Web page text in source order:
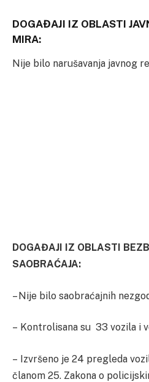
DOGAĐAJI IZ OBLASTI
MIRA:
Nije bilo narušavanja javnog
DOGAĐAJI IZ OBLASTI
SAOBRAĆAJA:
– Nije bilo saobraćajnih
– Kontrolisana su 33 vozila i
– Izvršeno je 24 pregleda
članom 25. Zakona o